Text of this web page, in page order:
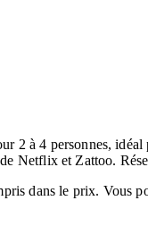
à 4 personnes,
Netflix et Zattoo.
dans le prix. Vous